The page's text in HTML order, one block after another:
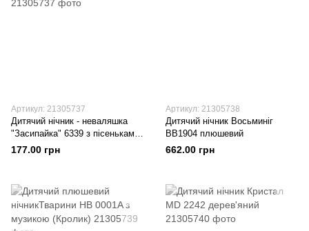
Артикул: 21305737
Дитячий нічник - неваляшка
"Засипайка" 6339 з пісеньками
(Бегемот)
177.00 грн
Артикул: 21305738
Дитячий нічник Восьминіг
BB1904 плюшевий
662.00 грн